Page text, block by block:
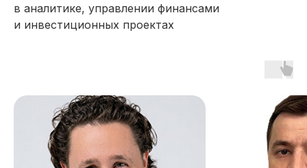
в аналитике, управлении финансами
и инвестиционных проектах